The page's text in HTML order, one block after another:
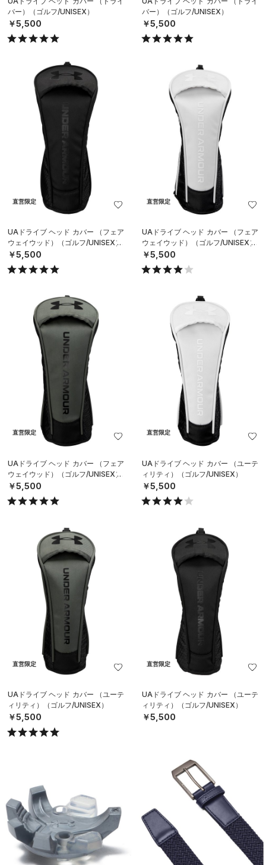
バー）（ゴルフ/UNISEX）
￥5,500
バー）（ゴルフ/UNISEX）
￥5,500
直営限定
UAドライブ ヘッド カバー （フェア
ウェイウッド）（ゴルフ/UNISEX）
￥5,500
直営限定
UAドライブ ヘッド カバー （フェア
ウェイウッド）（ゴルフ/UNISEX）
￥5,500
直営限定
UAドライブ ヘッド カバー （フェア
ウェイウッド）（ゴルフ/UNISEX）
￥5,500
直営限定
UAドライブ ヘッド カバー （ユーテ
ィリティ）（ゴルフ/UNISEX）
￥5,500
直営限定
UAドライブ ヘッド カバー （ユーテ
ィリティ）（ゴルフ/UNISEX）
￥5,500
直営限定
UAドライブ ヘッド カバー （ユーテ
ィリティ）（ゴルフ/UNISEX）
￥5,500